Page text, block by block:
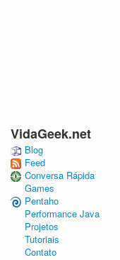
VidaGeek.net
Blog
Feed
Conversa Rápida
Games
Pentaho
Performance Java
Projetos
Tutoriais
Contato